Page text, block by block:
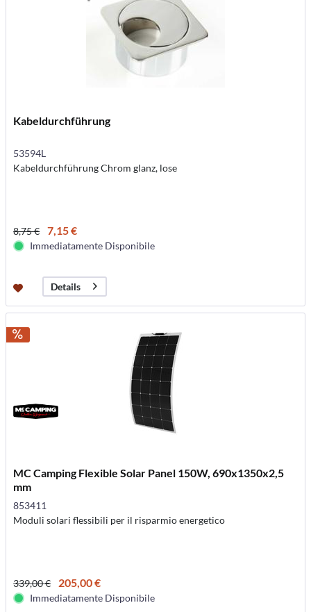
Kabeldurchführung
53594L
Kabeldurchführung Chrom glanz, lose
8,75 € 7,15 €
Immediatamente Disponibile
Details
MC Camping Flexible Solar Panel 150W, 690x1350x2,5
mm
853411
Moduli solari flessibili per il risparmio energetico
339,00 € 205,00 €
Immediatamente Disponibile